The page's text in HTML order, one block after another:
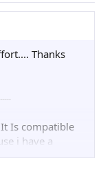
Thanks
Is compatible
i have a
Gen C, and